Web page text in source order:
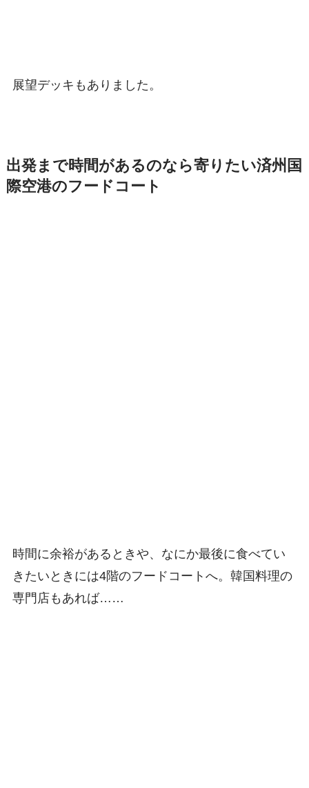
展望デッキもありました。
出発まで時間があるのなら寄りたい済州国
際空港のフードコート
時間に余裕があるときや、なにか最後に食べてい
きたいときには4階のフードコートへ。韓国料理の
専門店もあれば……